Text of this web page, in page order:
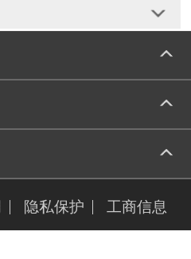
隐私保护 工商信息